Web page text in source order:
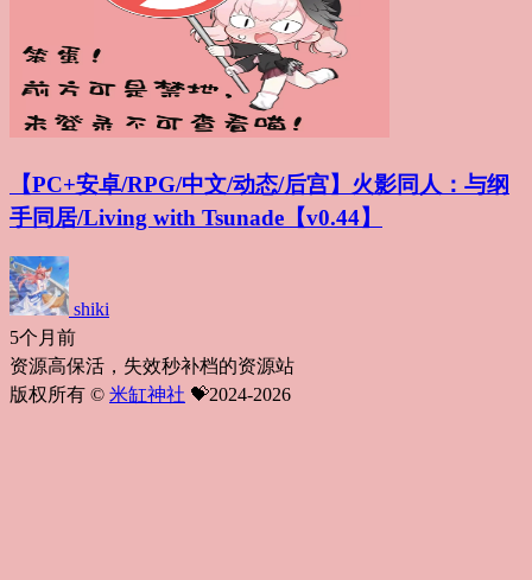
【PC+安卓/RPG/中文/动态/后宫】火影同人：与纲
手同居/Living with Tsunade【v0.44】
shiki
5个月前
资源高保活，失效秒补档的资源站
版权所有 © 米缸神社 💝2024-2026